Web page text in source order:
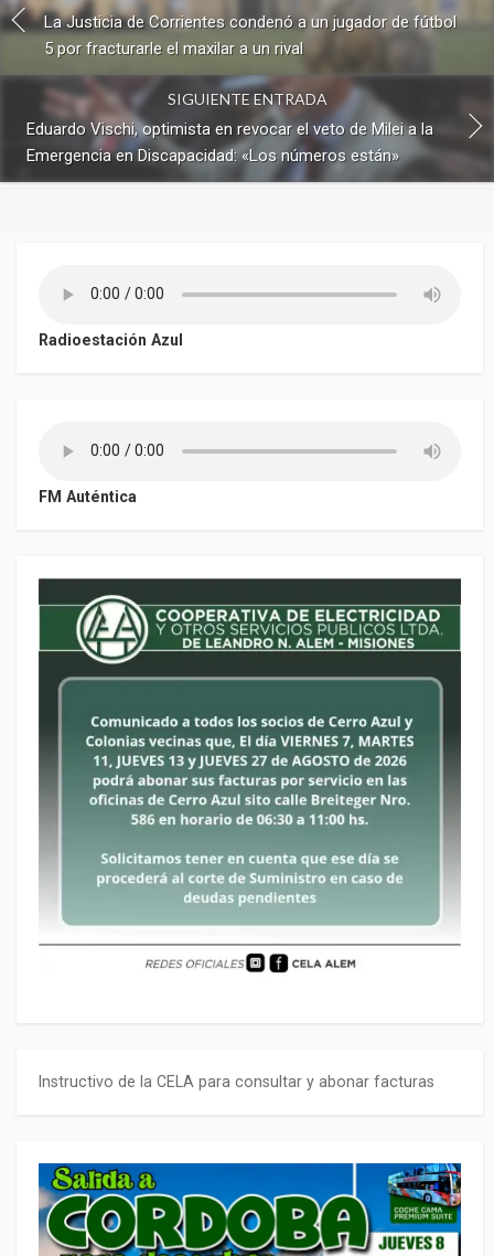
La Justicia de Corrientes condenó a un jugador de fútbol
5 por fracturarle el maxilar a un rival
SIGUIENTE ENTRADA
Eduardo Vischi, optimista en revocar el veto de Milei a la
Emergencia en Discapacidad: «Los números están»
Radioestación Azul
FM Auténtica
Instructivo de la CELA para consultar y abonar facturas